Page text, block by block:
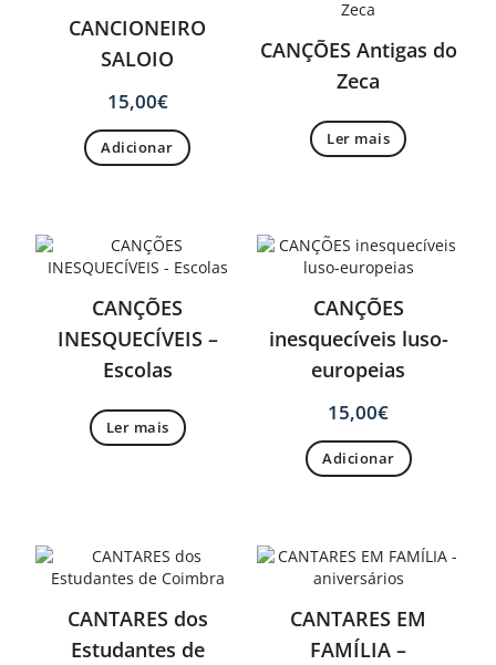
CANCIONEIRO
SALOIO
15,00€
Adicionar
CANÇÕES Antigas do
Zeca
Ler mais
CANÇÕES
INESQUECÍVEIS –
Escolas
Ler mais
CANÇÕES
inesquecíveis luso-
europeias
15,00€
Adicionar
CANTARES dos
Estudantes de
CANTARES EM
FAMÍLIA –